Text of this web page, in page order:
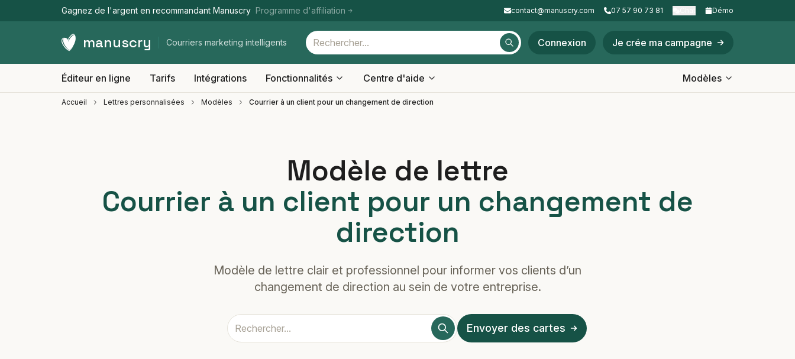
Gagnez de l'argent en recommandant Manuscry Programme d'affiliation contact@manuscry.com 07 57 90 73 81 Démo
manuscry Courriers marketing intelligents Connexion Je crée ma campagne
Éditeur en ligne Tarifs Intégrations Fonctionnalités Centre d'aide Modèles
Accueil Lettres personnalisées Modèles Courrier à un client pour un changement de direction
Modèle de lettre
Courrier à un client pour un changement de
direction
Modèle de lettre clair et professionnel pour informer vos clients d’un
changement de direction au sein de votre entreprise.
Envoyer des cartes